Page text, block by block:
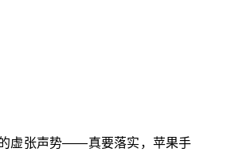
的虚张声势——真要落实，苹果手